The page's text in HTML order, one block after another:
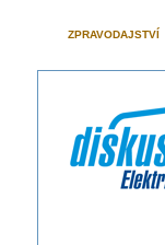
ZPRAVODAJSTVÍ